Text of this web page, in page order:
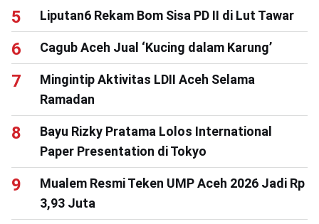
Liputan6 Rekam Bom Sisa PD II di Lut Tawar
Cagub Aceh Jual ‘Kucing dalam Karung’
Mingintip Aktivitas LDII Aceh Selama
Ramadan
Bayu Rizky Pratama Lolos International
Paper Presentation di Tokyo
Mualem Resmi Teken UMP Aceh 2026 Jadi Rp
3,93 Juta